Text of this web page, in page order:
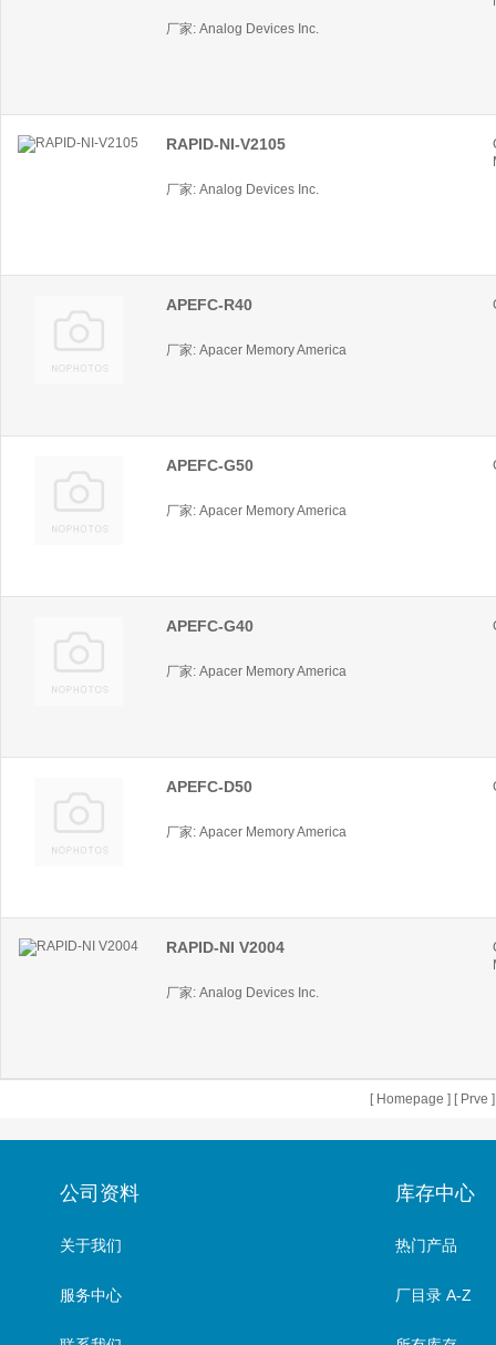
厂家: Analog Devices Inc.
RAPID-NI-V2105
厂家: Analog Devices Inc.
APEFC-R40
厂家: Apacer Memory America
APEFC-G50
厂家: Apacer Memory America
APEFC-G40
厂家: Apacer Memory America
APEFC-D50
厂家: Apacer Memory America
RAPID-NI V2004
厂家: Analog Devices Inc.
[ Homepage ] [ Prve
公司资料
关于我们
服务中心
库存中心
热门产品
厂目录 A-Z